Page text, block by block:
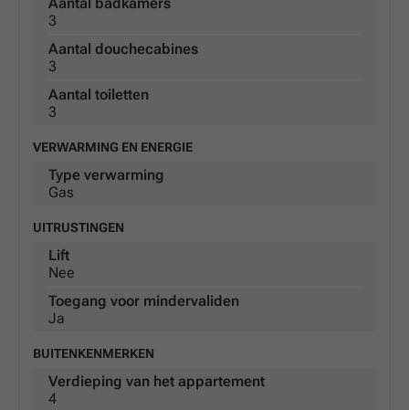
Aantal badkamers
3
Aantal douchecabines
3
Aantal toiletten
3
VERWARMING EN ENERGIE
Type verwarming
Gas
UITRUSTINGEN
Lift
Nee
Toegang voor mindervaliden
Ja
BUITENKENMERKEN
Verdieping van het appartement
4